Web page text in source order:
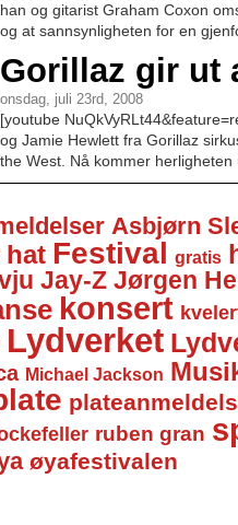
han og gitarist Graham Coxon
og at sannsynligheten for en
Gorillaz gir ut
onsdag, juli 23rd, 2008
[youtube
og Jamie Hewlett fra Gorillaz
the West. Nå kommer herligheten
Asbjørn
hat Festival gratis
Jay-Z Jørgen
konsert
Lydverket
Michael Jackson
ruben gran
øyafestivalen